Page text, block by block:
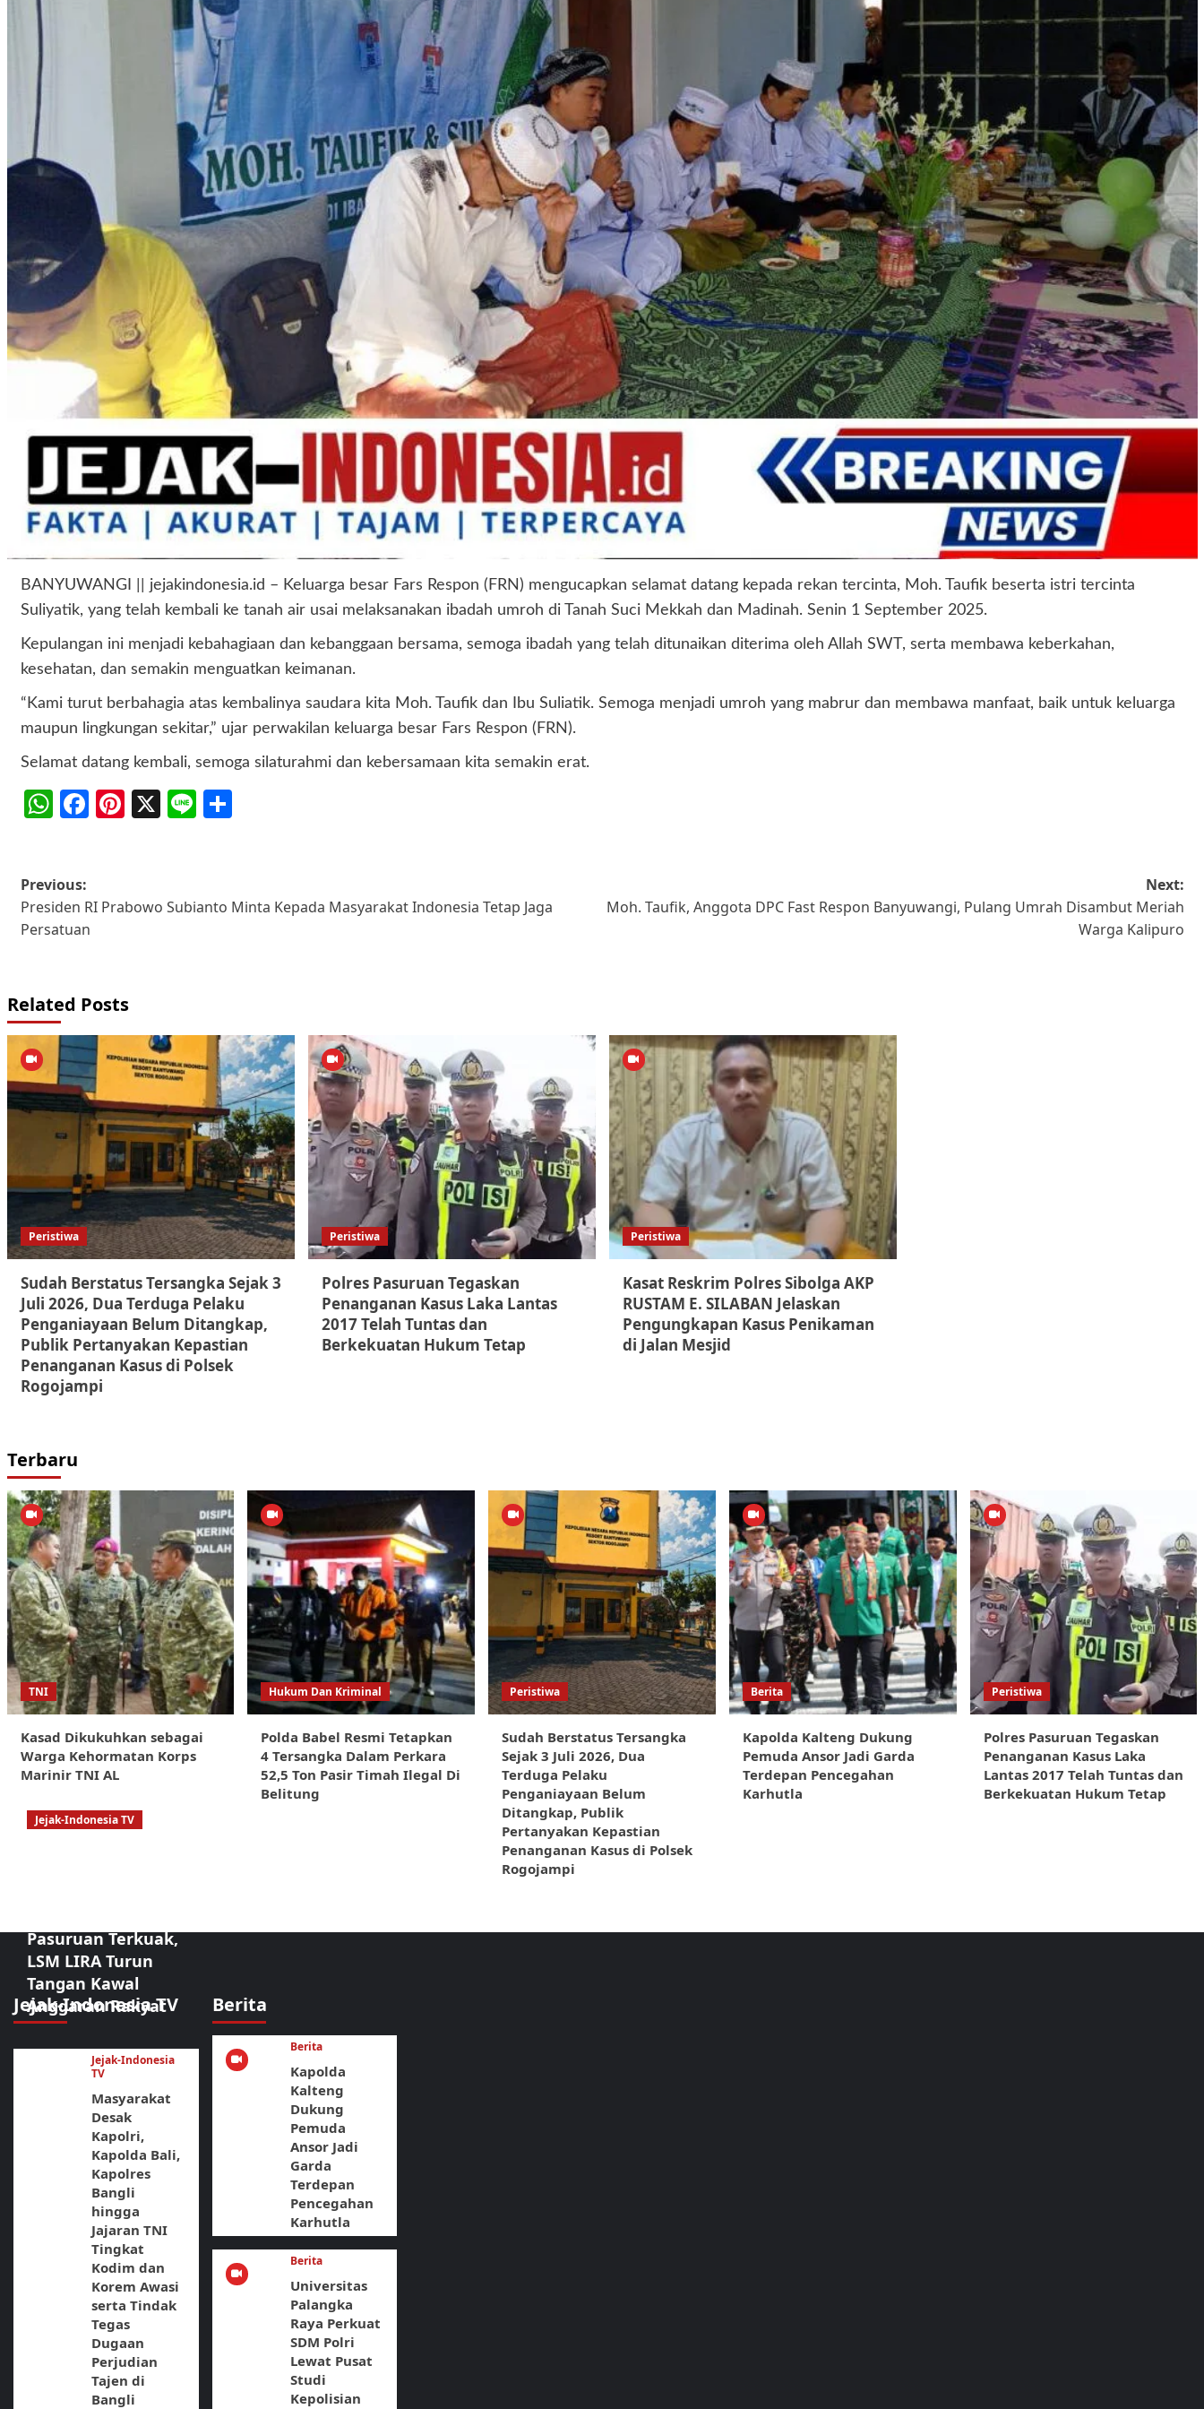
BANYUWANGI || jejakindonesia.id – Keluarga besar Fars Respon (FRN) mengucapkan selamat datang kepada rekan tercinta, Moh. Taufik beserta istri tercinta
Suliyatik, yang telah kembali ke tanah air usai melaksanakan ibadah umroh di Tanah Suci Mekkah dan Madinah. Senin 1 September 2025.
Kepulangan ini menjadi kebahagiaan dan kebanggaan bersama, semoga ibadah yang telah ditunaikan diterima oleh Allah SWT, serta membawa keberkahan,
kesehatan, dan semakin menguatkan keimanan.
“Kami turut berbahagia atas kembalinya saudara kita Moh. Taufik dan Ibu Suliatik. Semoga menjadi umroh yang mabrur dan membawa manfaat, baik untuk keluarga
maupun lingkungan sekitar,” ujar perwakilan keluarga besar Fars Respon (FRN).
Selamat datang kembali, semoga silaturahmi dan kebersamaan kita semakin erat.
WhatsApp
Facebook
Pinterest
X Line
Post
navigation
Previous:
Presiden RI Prabowo Subianto Minta Kepada Masyarakat Indonesia Tetap Jaga
Persatuan
Next:
Moh. Taufik, Anggota DPC Fast Respon Banyuwangi, Pulang Umrah Disambut Meriah
Warga Kalipuro
Related Posts
Peristiwa
Sudah Berstatus Tersangka Sejak 3
Juli 2026, Dua Terduga Pelaku
Penganiayaan Belum Ditangkap,
Publik Pertanyakan Kepastian
Penanganan Kasus di Polsek
Rogojampi
Peristiwa
Polres Pasuruan Tegaskan
Penanganan Kasus Laka Lantas
2017 Telah Tuntas dan
Berkekuatan Hukum Tetap
Peristiwa
Kasat Reskrim Polres Sibolga AKP
RUSTAM E. SILABAN Jelaskan
Pengungkapan Kasus Penikaman
di Jalan Mesjid
Terbaru
TNI
Kasad Dikukuhkan sebagai
Warga Kehormatan Korps
Marinir TNI AL
Hukum Dan Kriminal
Polda Babel Resmi Tetapkan
4 Tersangka Dalam Perkara
52,5 Ton Pasir Timah Ilegal Di
Belitung
Peristiwa
Sudah Berstatus Tersangka
Sejak 3 Juli 2026, Dua
Terduga Pelaku
Penganiayaan Belum
Ditangkap, Publik
Pertanyakan Kepastian
Penanganan Kasus di Polsek
Rogojampi
Berita
Kapolda Kalteng Dukung
Pemuda Ansor Jadi Garda
Terdepan Pencegahan
Karhutla
Peristiwa
Polres Pasuruan Tegaskan
Penanganan Kasus Laka
Lantas 2017 Telah Tuntas dan
Berkekuatan Hukum Tetap
Jejak-Indonesia TV
Jejak-Indonesia TV
Pasuruan Terkuak,
LSM LIRA Turun
Tangan Kawal
Anggaran Rakyat
Jejak-Indonesia
TV
Masyarakat
Desak
Kapolri,
Kapolda Bali,
Kapolres
Bangli
hingga
Jajaran TNI
Tingkat
Kodim dan
Korem Awasi
serta Tindak
Tegas
Dugaan
Perjudian
Tajen di
Bangli
Berita
Berita
Kapolda
Kalteng
Dukung
Pemuda
Ansor Jadi
Garda
Terdepan
Pencegahan
Karhutla
Berita
Universitas
Palangka
Raya Perkuat
SDM Polri
Lewat Pusat
Studi
Kepolisian